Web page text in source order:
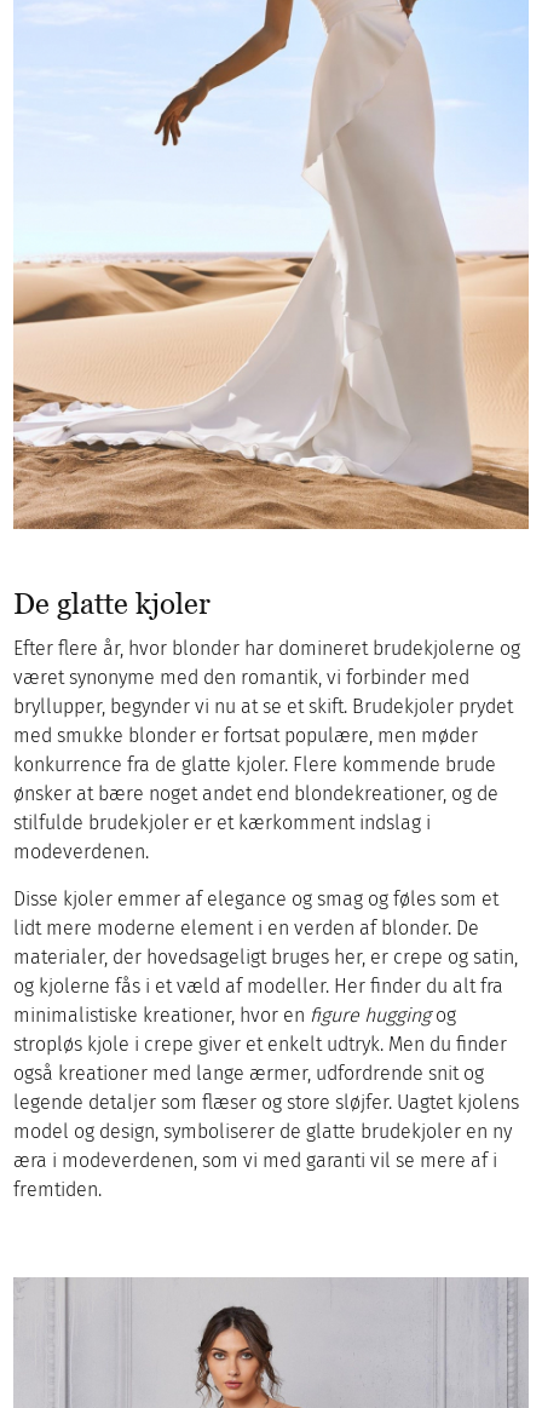
De glatte kjoler
Efter flere år, hvor blonder har domineret brudekjolerne og
været synonyme med den romantik, vi forbinder med
bryllupper, begynder vi nu at se et skift. Brudekjoler prydet
med smukke blonder er fortsat populære, men møder
konkurrence fra de glatte kjoler. Flere kommende brude
ønsker at bære noget andet end blondekreationer, og de
stilfulde brudekjoler er et kærkomment indslag i
modeverdenen.
Disse kjoler emmer af elegance og smag og føles som et
lidt mere moderne element i en verden af blonder. De
materialer, der hovedsageligt bruges her, er crepe og satin,
og kjolerne fås i et væld af modeller. Her finder du alt fra
minimalistiske kreationer, hvor en figure huggingog
stropløs kjole i crepe giver et enkelt udtryk. Men du finder
også kreationer med lange ærmer, udfordrende snit og
legende detaljer som flæser og store sløjfer. Uagtet kjolens
model og design, symboliserer de glatte brudekjoler en ny
æra i modeverdenen, som vi med garanti vil se mere af i
fremtiden.